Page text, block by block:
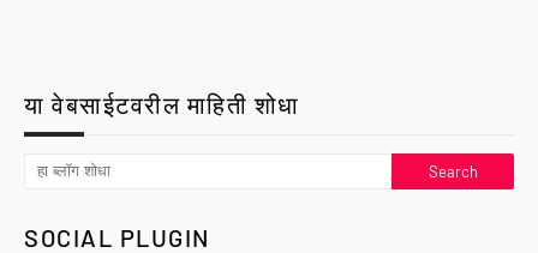
या वेबसाईटवरील माहिती शोधा
SOCIAL PLUGIN